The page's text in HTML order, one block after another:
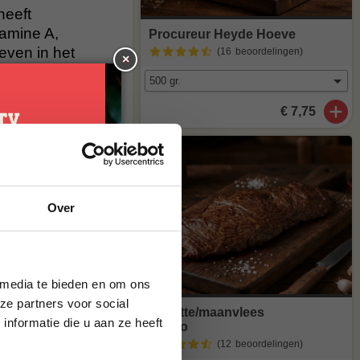
Over
te bieden en om ons
partners voor social
die u aan ze heeft
A,
in het
al heerlijk van
een mailtje
Procureur Heyde Hoeve
(16 beoordelingen)
€ 7,75
Bavette/maanvlees
Tierno
(12 beoordelingen)
×